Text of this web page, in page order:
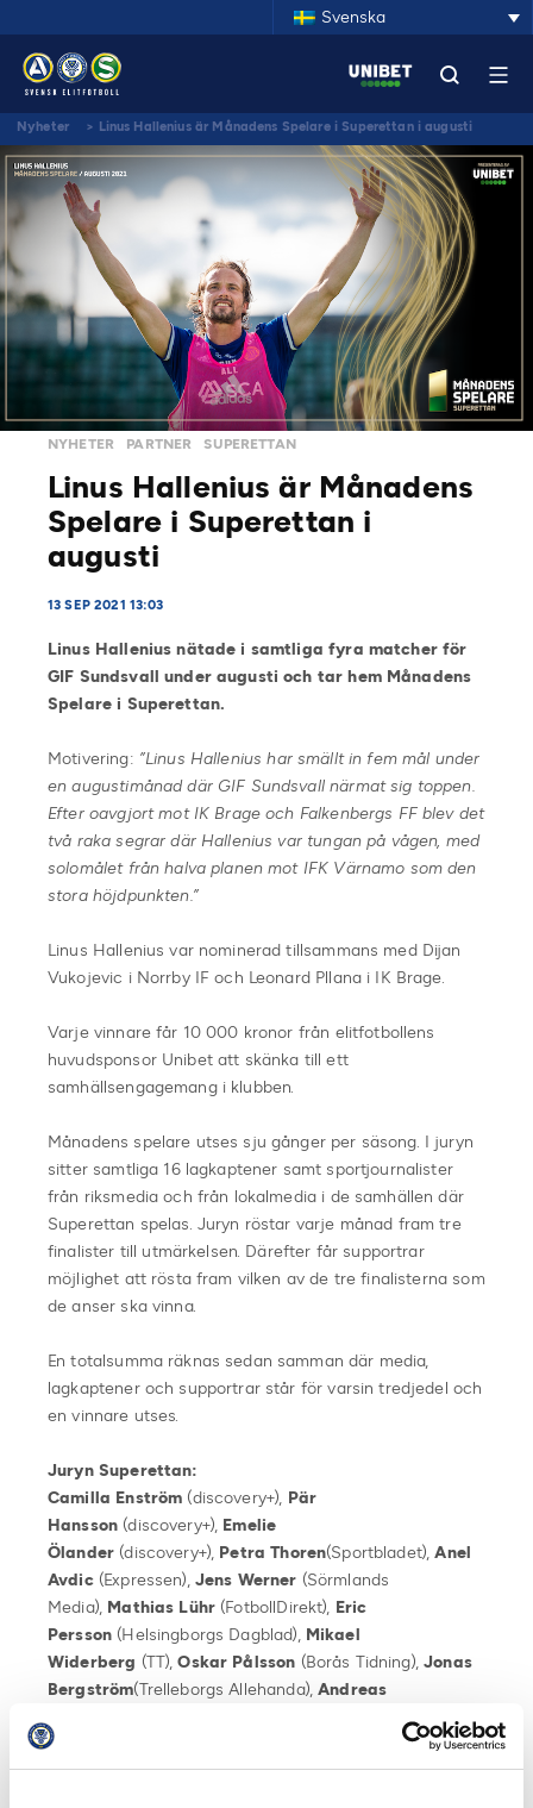
Svenska
Nyheter > Linus Hallenius är Månadens Spelare i Superettan i augusti
NYHETER PARTNER SUPERETTAN
Linus Hallenius är Månadens
Spelare i Superettan i
augusti
13 SEP 2021 13:03
Linus Hallenius nätade i samtliga fyra matcher för
GIF Sundsvall under augusti och tar hem Månadens
Spelare i Superettan.
Motivering: ”Linus Hallenius har smällt in fem mål under
en augustimånad där GIF Sundsvall närmat sig toppen.
Efter oavgjort mot IK Brage och Falkenbergs FF blev det
två raka segrar där Hallenius var tungan på vågen, med
solomålet från halva planen mot IFK Värnamo som den
stora höjdpunkten.”
Linus Hallenius var nominerad tillsammans med Dijan
Vukojevic i Norrby IF och Leonard Pllana i IK Brage.
Varje vinnare får 10 000 kronor från elitfotbollens
huvudsponsor Unibet att skänka till ett
samhällsengagemang i klubben.
Månadens spelare utses sju gånger per säsong. I juryn
sitter samtliga 16 lagkaptener samt sportjournalister
från riksmedia och från lokalmedia i de samhällen där
Superettan spelas. Juryn röstar varje månad fram tre
finalister till utmärkelsen. Därefter får supportrar
möjlighet att rösta fram vilken av de tre finalisterna som
de anser ska vinna.
En totalsumma räknas sedan samman där media,
lagkaptener och supportrar står för varsin tredjedel och
en vinnare utses.
Juryn Superettan:
Camilla Enström (discovery+), Pär
Hansson (discovery+), Emelie
Ölander (discovery+), Petra Thoren(Sportbladet),Anel
Avdic(Expressen), Jens Werner (Sörmlands
Media), Mathias Lühr (FotbollDirekt), Eric
Persson (Helsingborgs Dagblad), Mikael
Widerberg (TT),Oskar Pålsson (Borås Tidning),Jonas
Bergström(Trelleborgs Allehanda),Andreas
Petersson
Christian
Ahlin(Värnamo Nyheter),Raul Valencia